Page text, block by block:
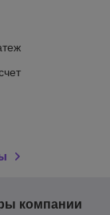
компании